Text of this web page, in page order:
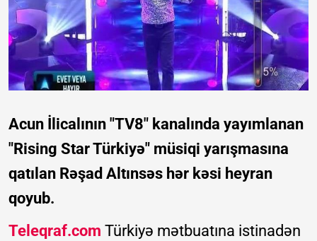
Acun İlicalının "TV8" kanalında yayımlanan
"Rising Star Türkiyə" müsiqi yarışmasına
qatılan Rəşad Altınsəs hər kəsi heyran
qoyub.
Teleqraf.com Türkiyə mətbuatına istinadən